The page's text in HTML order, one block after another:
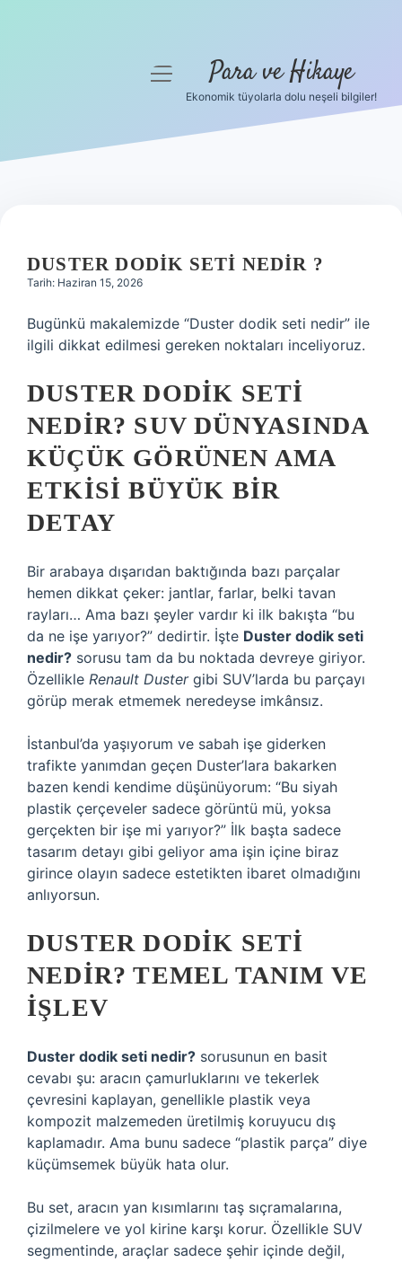
Hakkımızda
menüyü
Para ve Hikaye
Ekonomik tüyolarla dolu neşeli bilgiler!
DUSTER DODIK SETI NEDIR ?
Tarih: Haziran 15, 2026
Bugünkü makalemizde “Duster dodik seti nedir” ile
ilgili dikkat edilmesi gereken noktaları inceliyoruz.
DUSTER DODIK SETI
NEDIR? SUV DÜNYASINDA
KÜÇÜK GÖRÜNEN AMA
ETKISI BÜYÜK BIR
DETAY
Bir arabaya dışarıdan baktığında bazı parçalar
hemen dikkat çeker: jantlar, farlar, belki tavan
rayları… Ama bazı şeyler vardır ki ilk bakışta “bu
da ne işe yarıyor?” dedirtir. İşte Duster dodik seti
nedir? sorusu tam da bu noktada devreye giriyor.
Özellikle Renault Dustergibi SUV’larda bu parçayı
görüp merak etmemek neredeyse imkânsız.
İstanbul’da yaşıyorum ve sabah işe giderken
trafikte yanımdan geçen Duster’lara bakarken
bazen kendi kendime düşünüyorum: “Bu siyah
plastik çerçeveler sadece görüntü mü, yoksa
gerçekten bir işe mi yarıyor?” İlk başta sadece
tasarım detayı gibi geliyor ama işin içine biraz
girince olayın sadece estetikten ibaret olmadığını
anlıyorsun.
DUSTER DODIK SETI
NEDIR? TEMEL TANIM VE
IŞLEV
Duster dodik seti nedir? sorusunun en basit
cevabı şu: aracın çamurluklarını ve tekerlek
çevresini kaplayan, genellikle plastik veya
kompozit malzemeden üretilmiş koruyucu dış
kaplamadır. Ama bunu sadece “plastik parça” diye
küçümsemek büyük hata olur.
Bu set, aracın yan kısımlarını taş sıçramalarına,
çizilmelere ve yol kirine karşı korur. Özellikle SUV
segmentinde, araçlar sadece şehir içinde değil,